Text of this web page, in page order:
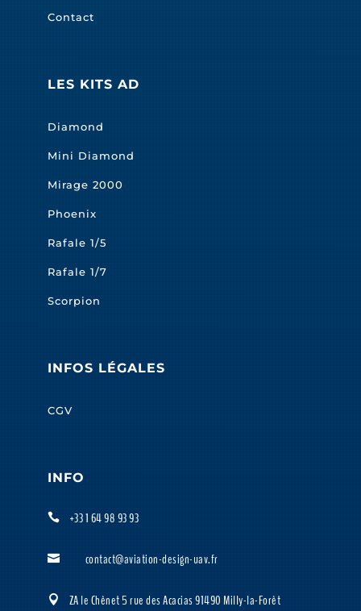
Contact
LES KITS AD
Diamond
Mini Diamond
Mirage 2000
Phoenix
Rafale 1/5
Rafale 1/7
Scorpion
INFOS LÉGALES
CGV
INFO
 +33 1 64 98 93 93
 contact@aviation-design-uav.fr
 ZA le Chênet 5 rue des Acacias 91490 Milly-la-Forêt